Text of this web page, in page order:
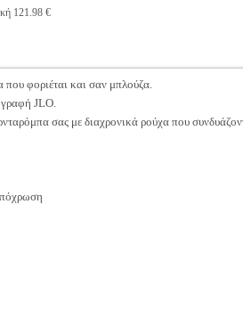
121.98 €
φοριέται και σαν μπλούζα.
JLO.
σας με διαχρονικά ρούχα που